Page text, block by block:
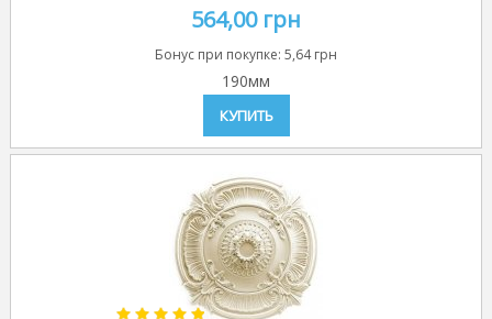
564,00 грн
Бонус при покупке: 5,64 грн
190мм
КУПИТЬ